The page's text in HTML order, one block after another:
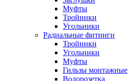
Муфты
Тройники
Угольники
Радиальные фитинги
Тройники
Угольники
Муфты
Гильзы монтажные
Водорозетка